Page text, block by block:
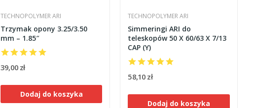
TECHNOPOLYMER ARI
Trzymak opony 3.25/3.50
mm – 1.85″
39,00 zł
Dodaj do koszyka
TECHNOPOLYMER ARI
Simmeringi ARI do
teleskopów 50 X 60/63 X 7/13
CAP (Y)
58,10 zł
Dodaj do koszyka